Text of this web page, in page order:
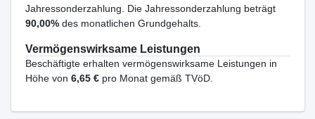
Jahressonderzahlung. Die Jahressonderzahlung beträgt
90,00%des monatlichen Grundgehalts.
Vermögenswirksame Leistungen
Beschäftigte erhalten vermögenswirksame Leistungen in
Höhe von 6,65 €pro Monat gemäß TVöD.